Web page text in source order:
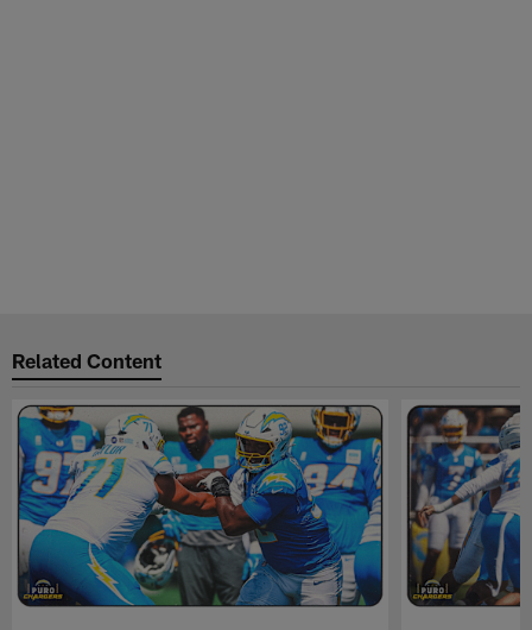
Related Content